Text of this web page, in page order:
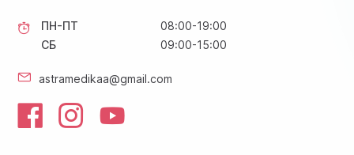
ПН-ПТ
08:00-19:00
СБ
09:00-15:00
astramedikaa@gmail.com